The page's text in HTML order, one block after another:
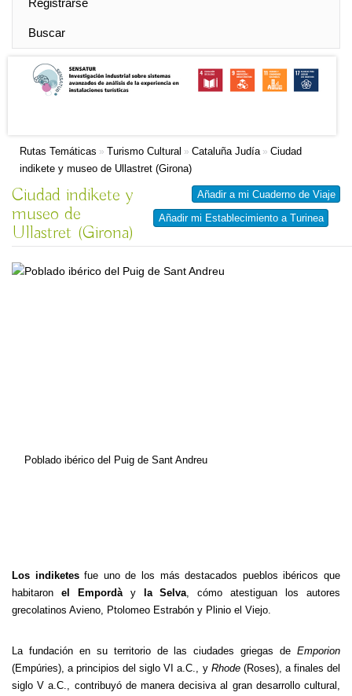
Registrarse
Buscar
Rutas Temáticas » Turismo Cultural » Cataluña Judía» Ciudad
indikete y museo de Ullastret (Girona)
Añadir a mi Cuaderno de Viaje
Añadir mi Establecimiento a Turinea
Ciudad indikete y
museo de
Ullastret (Girona)
Poblado ibérico del Puig de Sant Andreu
Los indiketesfue uno de los más destacados pueblos ibéricos que
habitaron el Empordà yla Selva, cómo atestiguan los autores
grecolatinos Avieno, Ptolomeo Estrabón y Plinio el Viejo.
La fundación en su territorio de las ciudades griegas de Emporion
(Empúries), a principios del siglo VI a.C., y Rhode(Roses), a finales del
siglo V a.C., contribuyó de manera decisiva al gran desarrollo cultural,